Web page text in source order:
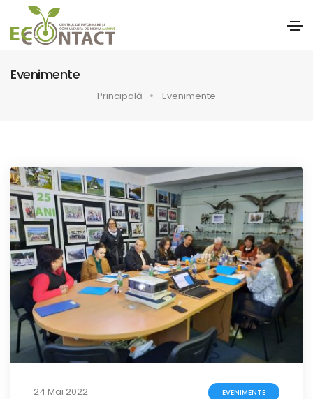
Evenimente
Principală Evenimente
24 Mai 2022 EVENIMENTE